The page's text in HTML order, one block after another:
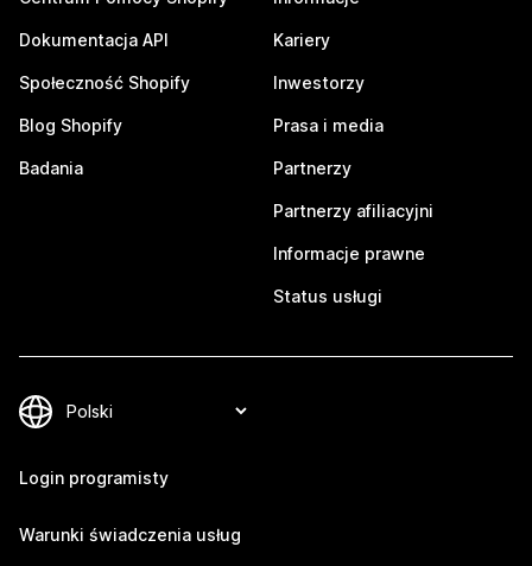
Dokumentacja API
Społeczność Shopify
Blog Shopify
Badania
Kariery
Inwestorzy
Prasa i media
Partnerzy
Partnerzy afiliacyjni
Informacje prawne
Status usługi
Login programisty
Warunki świadczenia usług